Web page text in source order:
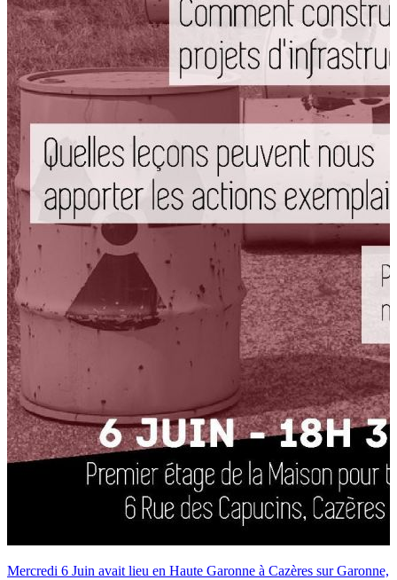
Mercredi 6 Juin avait lieu en Haute Garonne à Cazères sur Garonne,